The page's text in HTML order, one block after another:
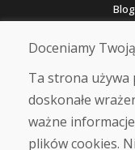
Blog
O
Sklep
Doceniamy
Ta strona używa
doskonałe
ważne
plików cookies.